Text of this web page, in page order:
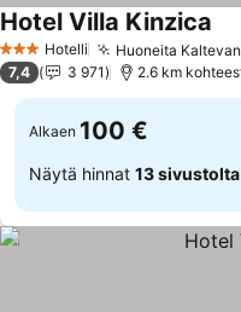
3 Tähtiluokitus
Hotelli Huoneita
Hotel Villa Kinzica
7,4 3 971 2.6 km
Alkaen 100 €
Näytä hinnat 13 sivustolta